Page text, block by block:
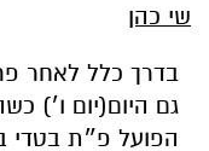
שי כהן
בדרך כלל לאחר
גם היום(יום ו׳)